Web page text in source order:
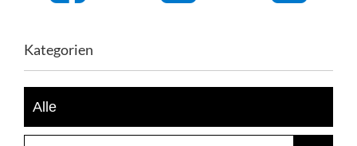
Kategorien
Alle